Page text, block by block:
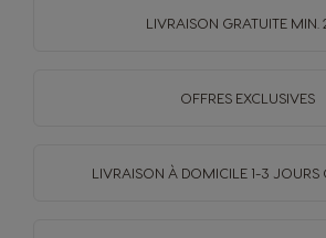
LIVRAISON GRATUITE MIN.
OFFRES EXCLUSIVES
LIVRAISON À DOMICILE 1-3 JOURS